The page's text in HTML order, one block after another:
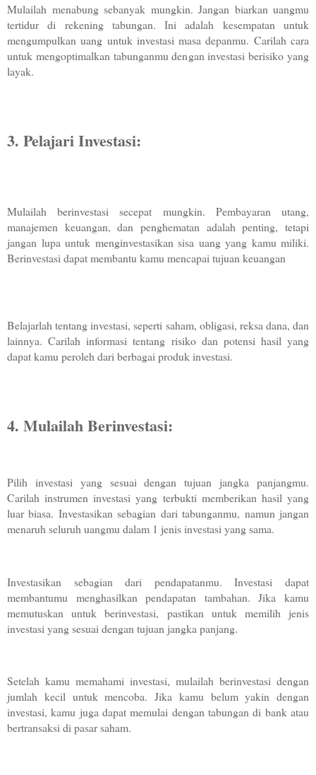
Mulailah menabung sebanyak mungkin. Jangan biarkan uangmu
tertidur di rekening tabungan. Ini adalah kesempatan untuk
mengumpulkan uang untuk investasi masa depanmu. Carilah cara
untuk mengoptimalkan tabunganmu dengan investasi berisiko yang
layak.
3. Pelajari Investasi:
Mulailah berinvestasi secepat mungkin. Pembayaran utang,
manajemen keuangan, dan penghematan adalah penting, tetapi
jangan lupa untuk menginvestasikan sisa uang yang kamu miliki.
Berinvestasi dapat membantu kamu mencapai tujuan keuangan
Belajarlah tentang investasi, seperti saham, obligasi, reksa dana, dan
lainnya. Carilah informasi tentang risiko dan potensi hasil yang
dapat kamu peroleh dari berbagai produk investasi.
4. Mulailah Berinvestasi:
Pilih investasi yang sesuai dengan tujuan jangka panjangmu.
Carilah instrumen investasi yang terbukti memberikan hasil yang
luar biasa. Investasikan sebagian dari tabunganmu, namun jangan
menaruh seluruh uangmu dalam 1 jenis investasi yang sama.
Investasikan sebagian dari pendapatanmu. Investasi dapat
membantumu menghasilkan pendapatan tambahan. Jika kamu
memutuskan untuk berinvestasi, pastikan untuk memilih jenis
investasi yang sesuai dengan tujuan jangka panjang.
Setelah kamu memahami investasi, mulailah berinvestasi dengan
jumlah kecil untuk mencoba. Jika kamu belum yakin dengan
investasi, kamu juga dapat memulai dengan tabungan di bank atau
bertransaksi di pasar saham.